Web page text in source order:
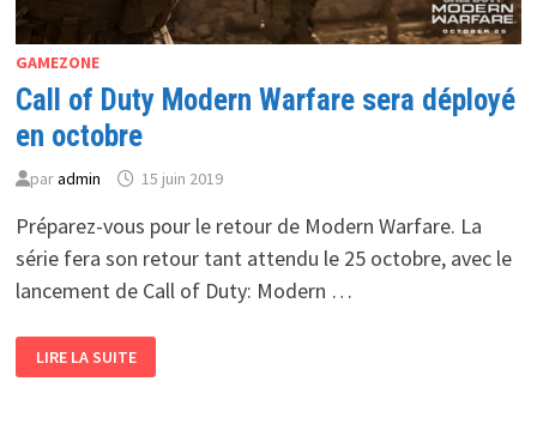
GAMEZONE
Call of Duty Modern Warfare sera déployé
en octobre
paradmin 15 juin 2019
Préparez-vous pour le retour de Modern Warfare. La
série fera son retour tant attendu le 25 octobre, avec le
lancement de Call of Duty: Modern …
OF
DUTY
LIRE LA SUITE